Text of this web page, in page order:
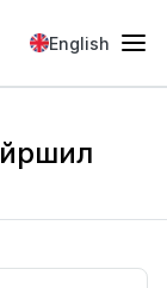
English